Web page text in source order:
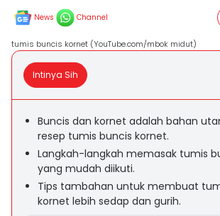
News Channel
tumis buncis kornet (YouTube.com/mbok midut)
Intinya Sih
Buncis dan kornet adalah bahan
resep tumis buncis kornet.
Langkah-langkah memasak tumis
yang mudah diikuti.
Tips tambahan untuk membuat
kornet lebih sedap dan gurih.